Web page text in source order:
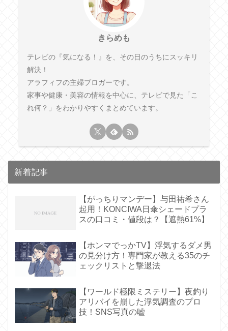
きらめも
テレビの『気になる！』を、その日のうちにスッキリ
解決！
アラフィフの主婦ブロガーです。
家事や健康・美容の情報を中心に、テレビで見た「こ
れ何？」をわかりやすくまとめています。
新着記事
【がっちりマンデー】与田祐希さん
起用！KONCIWA日傘シェードプラ
スの口コミ・値段は？【遮熱61%】
【ホンマでっかTV】浮気するダメ男
の見分け方！専門家が教える35のチ
ェックリストと撃退法
【ワールド極限ミステリー】夜釣り
アリバイを崩した浮気調査のプロ
技！SNS写真の嘘